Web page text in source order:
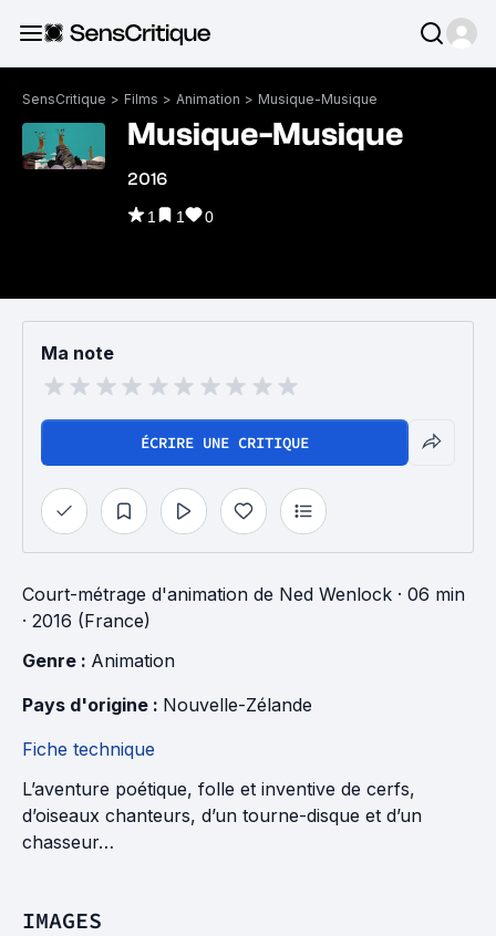
SensCritique > Films > Animation > Musique-Musique
Musique-Musique
2016
1 1 0
Ma note
ÉCRIRE UNE CRITIQUE
Court-métrage d'animation de Ned Wenlock · 06 min
· 2016 (France)
Genre : Animation
Pays d'origine : Nouvelle-Zélande
Fiche technique
L’aventure poétique, folle et inventive de cerfs,
d’oiseaux chanteurs, d’un tourne-disque et d’un
chasseur…
IMAGES